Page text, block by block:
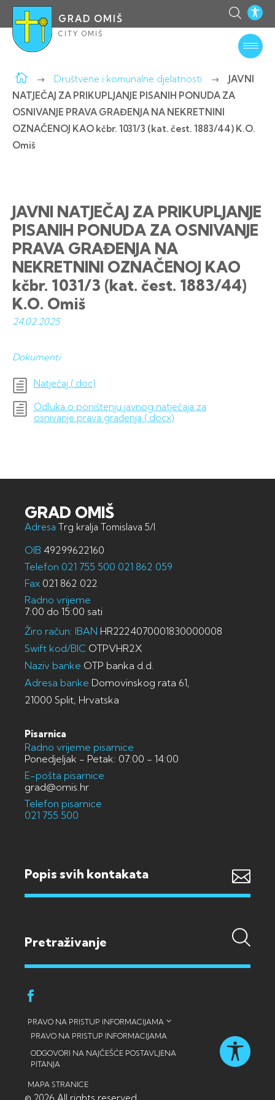
GRAD OMIŠ
CITY OMIŠ
Društvene i komunalne djelatnosti
JAVNI
NATJEČAJ ZA PRIKUPLJANJE PISANIH PONUDA ZA
OSNIVANJE PRAVA GRAĐENJA NA NEKRETNINI
OZNAČENOJ KAO kčbr. 1031/3 (kat. čest. 1883/44) K.O.
Omiš
JAVNI NATJEČAJ ZA PRIKUPLJANJE
PISANIH PONUDA ZA OSNIVANJE
PRAVA GRAĐENJA NA
NEKRETNINI OZNAČENOJ KAO
kčbr. 1031/3 (kat. čest. 1883/44)
K.O. Omiš
24.02.2025
Dokumenti
Natječaj (.doc)
Odluka o poništenju javnog natječaja za
osnivanje prava građenja (.docx)
GRAD OMIŠ
Adresa Trg kralja Tomislava 5/I
OIB 49299622160
Telefon 021 755 500 021 862 059
Fax 021 862 022
Radno vrijeme
7:00 do 15:00 sati
Žiro račun: IBAN HR2224070001830000008
Swift kod/BIC OTPVHR2X
Naziv banke OTP banka d.d.
Adresa banke Domovinskog rata 61,
21000 Split, Hrvatska
Pisarnica
Radno vrijeme pisarnice
Ponedjeljak - Petak: 07:00 - 14:00
E-pošta pisarnice
grad@omis.hr
Telefon pisarnice
021 755 500
Popis svih kontakata
PRAVO NA PRISTUP INFORMACIJAMA
PRAVO NA PRISTUP INFORMACIJAMA
ODGOVORI NA NAJČEŠĆE POSTAVLJENA
PITANJA
MAPA STRANICE